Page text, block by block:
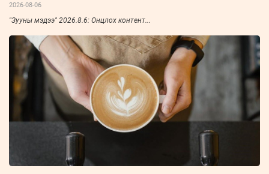
2026-08-06
"Зууны мэдээ" 2026.8.6: Онцлох контент...